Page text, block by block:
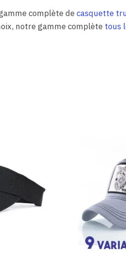
complète decasquette
notre gamme complète tous